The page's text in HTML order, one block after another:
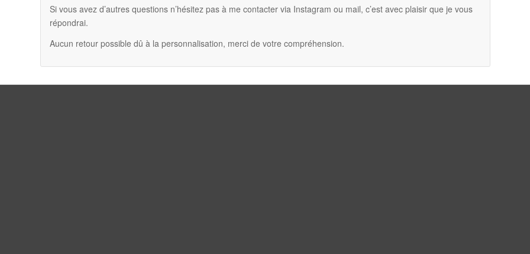
Si vous avez d’autres questions n’hésitez pas à me contacter via Instagram ou mail, c’est avec plaisir que je vous
répondrai.
Aucun retour possible dû à la personnalisation, merci de votre compréhension.